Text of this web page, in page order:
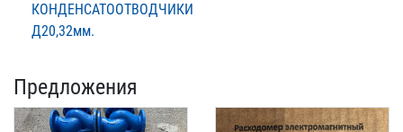
КОНДЕНСАТООТВОДЧИКИ
Д20,32мм.
Предложения